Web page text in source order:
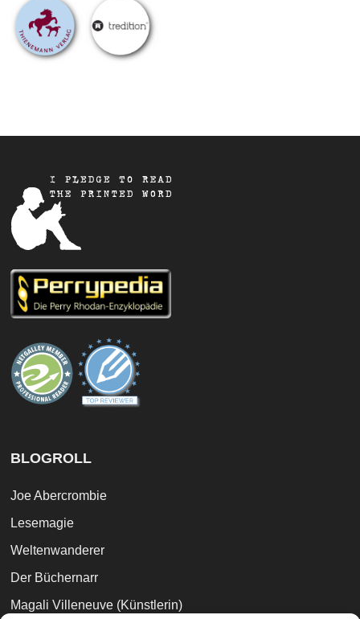
BLOGROLL
Joe Abercrombie
Lesemagie
Weltenwanderer
Der Büchernarr
Magali Villeneuve (Künstlerin)